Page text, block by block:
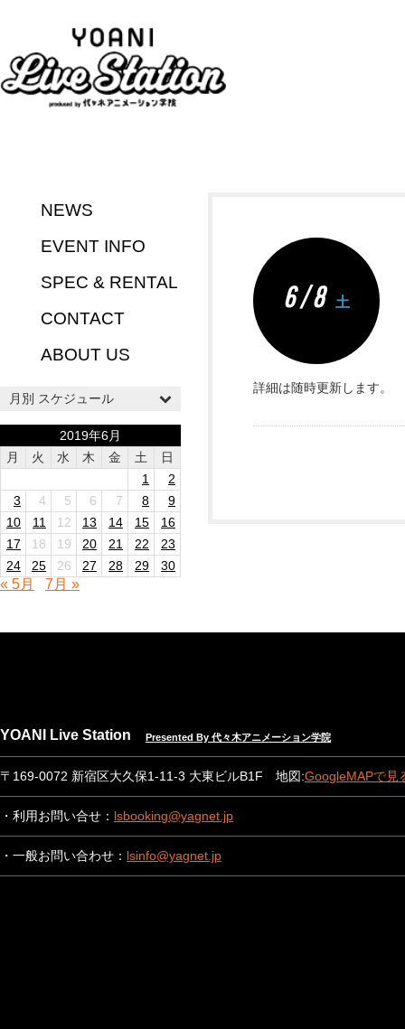
NEWS
EVENT INFO
SPEC & RENTAL
CONTACT
ABOUT US
月別 スケジュール
2019年6月
月
火 水 木 金 土
日
1
2
3
4 5 6 7 8
9
10
11 12 13 14 15
16
17
18 19 20 21 22
23
24
25 26 27 28 29 30
« 5月 7月 »
6 / 8 土
詳細は随時更新します。
YOANI Live Station Presented By 代々木アニメーション学院
〒169-0072 新宿区大久保1-11-3 大東ビルB1F 地図:GoogleMAPで見
・利用お問い合せ： lsbooking@yagnet.jp
・一般お問い合わせ： lsinfo@yagnet.jp